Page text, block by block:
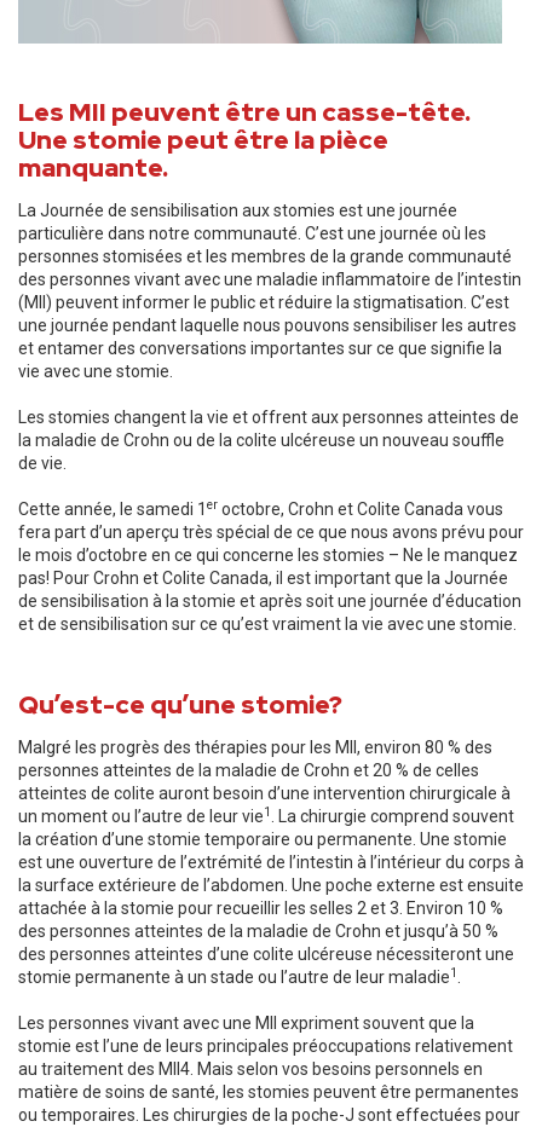
Les MII peuvent être un casse-tête.
Une stomie peut être la pièce
manquante.
La Journée de sensibilisation aux stomies est une journée
particulière dans notre communauté. C’est une journée où les
personnes stomisées et les membres de la grande communauté
des personnes vivant avec une maladie inflammatoire de l’intestin
(MII) peuvent informer le public et réduire la stigmatisation. C’est
une journée pendant laquelle nous pouvons sensibiliser les autres
et entamer des conversations importantes sur ce que signifie la
vie avec une stomie.
Les stomies changent la vie et offrent aux personnes atteintes de
la maladie de Crohn ou de la colite ulcéreuse un nouveau souffle
de vie.
Cette année, le samedi 1 er octobre, Crohn et Colite Canada vous
fera part d’un aperçu très spécial de ce que nous avons prévu pour
le mois d’octobre en ce qui concerne les stomies – Ne le manquez
pas! Pour Crohn et Colite Canada, il est important que la Journée
de sensibilisation à la stomie et après soit une journée d’éducation
et de sensibilisation sur ce qu’est vraiment la vie avec une stomie.
Qu’est-ce qu’une stomie?
Malgré les progrès des thérapies pour les MII, environ 80 % des
personnes atteintes de la maladie de Crohn et 20 % de celles
atteintes de colite auront besoin d’une intervention chirurgicale à
un moment ou l’autre de leur vie1
. La chirurgie comprend souvent
la création d’une stomie temporaire ou permanente. Une stomie
est une ouverture de l’extrémité de l’intestin à l’intérieur du corps à
la surface extérieure de l’abdomen. Une poche externe est ensuite
attachée à la stomie pour recueillir les selles 2 et 3. Environ 10 %
des personnes atteintes de la maladie de Crohn et jusqu’à 50 %
des personnes atteintes d’une colite ulcéreuse nécessiteront une
stomie permanente à un stade ou l’autre de leur maladie1
Les personnes vivant avec une MII expriment souvent que la
stomie est l’une de leurs principales préoccupations relativement
au traitement des MII4. Mais selon vos besoins personnels en
matière de soins de santé, les stomies peuvent être permanentes
ou temporaires. Les chirurgies de la poche-J sont effectuées pour